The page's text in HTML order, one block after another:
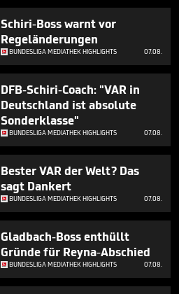
Schiri-Boss warnt vor
Regeländerungen
BUNDESLIGA MEDIATHEK HIGHLIGHTS 07.08.
DFB-Schiri-Coach: "VAR in
Deutschland ist absolute
Sonderklasse"
BUNDESLIGA MEDIATHEK HIGHLIGHTS 07.08.
Bester VAR der Welt? Das
sagt Dankert
BUNDESLIGA MEDIATHEK HIGHLIGHTS 07.08.
Gladbach-Boss enthüllt
Gründe für Reyna-Abschied
BUNDESLIGA MEDIATHEK HIGHLIGHTS 07.08.